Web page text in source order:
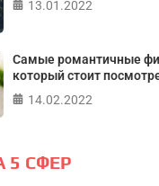
13.01.2022
Самые романтичные
который стоит
14.02.2022
5 СФЕР